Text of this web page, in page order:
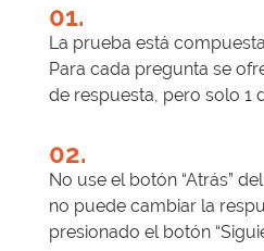
01.
La prueba está
Para cada pregunta se
de respuesta, pero solo 1
02.
No use el botón “Atrás”
no puede cambiar la
presionado el botón